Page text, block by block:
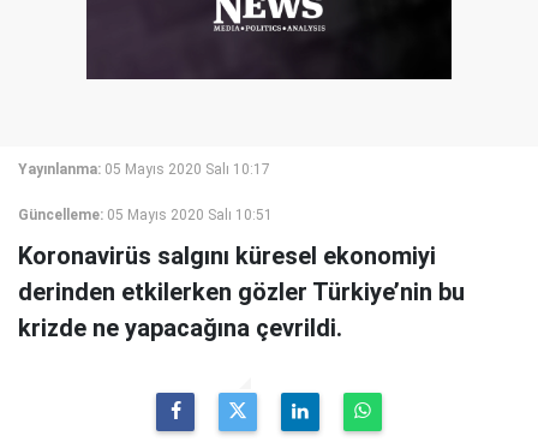
Yayınlanma: 05 Mayıs 2020 Salı 10:17
Güncelleme: 05 Mayıs 2020 Salı 10:51
Koronavirüs salgını küresel ekonomiyi
derinden etkilerken gözler Türkiye’nin bu
krizde ne yapacağına çevrildi.